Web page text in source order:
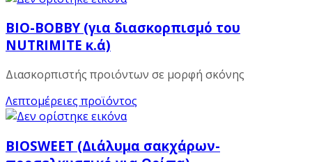
BIO-BOBBY (για διασκορπισμό του
NUTRIMITE κ.ά)
Διασκορπιστής προιόντων σε μορφή σκόνης
Λεπτομέρειες προϊόντος
BIOSWEET (Διάλυμα σακχάρων-